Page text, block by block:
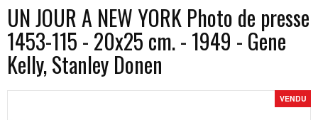
UN JOUR A NEW YORK Photo de presse
1453-115 - 20x25 cm. - 1949 - Gene
Kelly, Stanley Donen
VENDU